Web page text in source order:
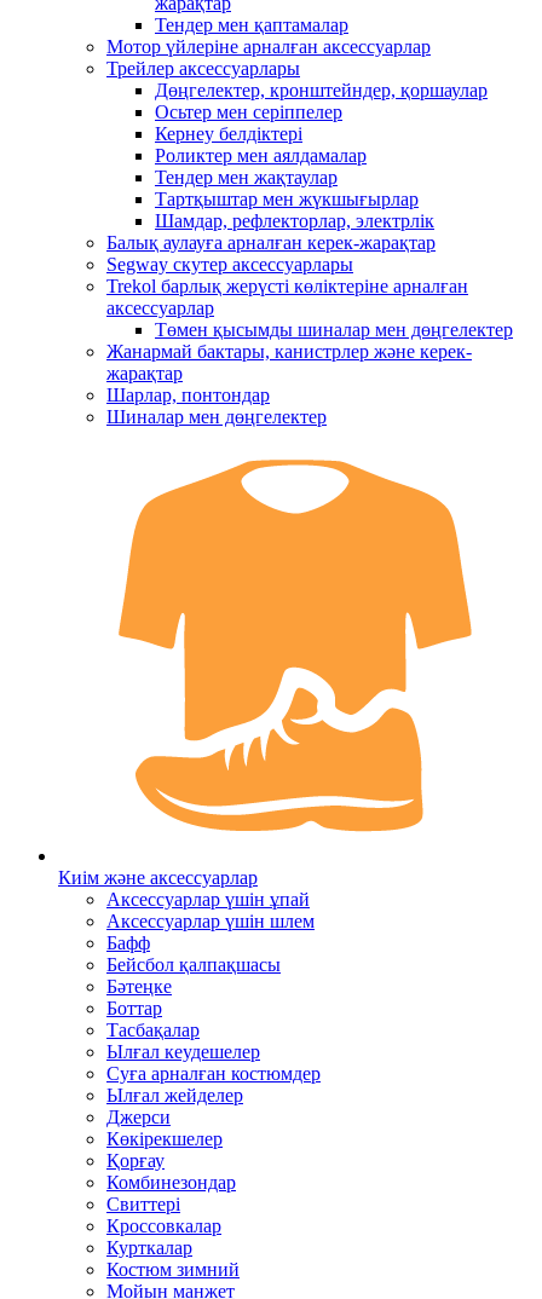
Тендер мен қаптамалар
Мотор үйлеріне арналған аксессуарлар
Трейлер аксессуарлары
Дөңгелектер, кронштейндер, қоршаулар
Осьтер мен серіппелер
Кернеу белдіктері
Роликтер мен аялдамалар
Тендер мен жақтаулар
Тартқыштар мен жүкшығырлар
Шамдар, рефлекторлар, электрлік
Балық аулауға арналған керек-жарақтар
Segway скутер аксессуарлары
Trekol барлық жерүсті көліктеріне арналған
аксессуарлар
Төмен қысымды шиналар мен дөңгелектер
Жанармай бактары, канистрлер және керек-
жарақтар
Шарлар, понтондар
Шиналар мен дөңгелектер
Киім және аксессуарлар
Аксессуарлар үшін ұпай
Аксессуарлар үшін шлем
Бафф
Бейсбол қалпақшасы
Бәтеңке
Боттар
Тасбақалар
Ылғал кеудешелер
Суға арналған костюмдер
Ылғал жейделер
Джерси
Көкірекшелер
Қорғау
Комбинезондар
Свиттері
Кроссовкалар
Курткалар
Костюм зимний
Мойын манжет